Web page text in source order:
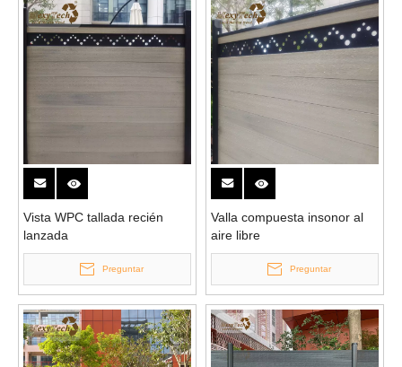
Vista WPC tallada recién
lanzada
Preguntar
Valla compuesta insonor al
aire libre
Preguntar